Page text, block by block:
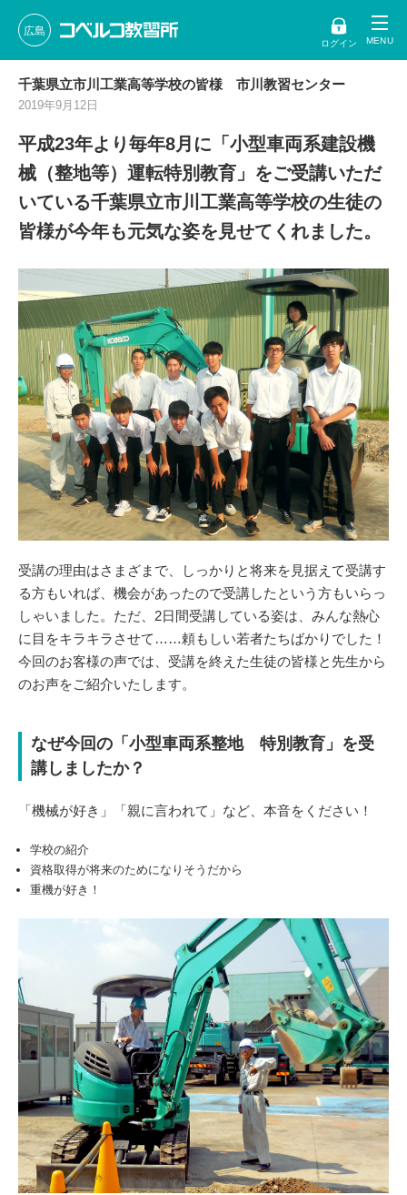
広島
ログイン
千葉県立市川工業高等学校の皆様 市川教習センター
2019年9月12日
平成23年より毎年8月に「小型車両系建設機
械（整地等）運転特別教育」をご受講いただ
いている千葉県立市川工業高等学校の生徒の
皆様が今年も元気な姿を見せてくれました。
受講の理由はさまざまで、しっかりと将来を見据えて受講す
る方もいれば、機会があったので受講したという方もいらっ
しゃいました。ただ、2日間受講している姿は、みんな熱心
に目をキラキラさせて……頼もしい若者たちばかりでした！
今回のお客様の声では、受講を終えた生徒の皆様と先生から
のお声をご紹介いたします。
なぜ今回の「小型車両系整地 特別教育」を受
講しましたか？
「機械が好き」「親に言われて」など、本音をください！
学校の紹介
資格取得が将来のためになりそうだから
重機が好き！